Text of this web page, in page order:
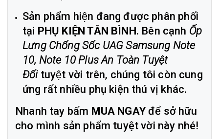
Sản phẩm hiện đang được phân phối
tại PHỤ KIỆN TÂN BÌNH. Bên cạnh Ốp
Lưng Chống Sốc UAG Samsung Note
10, Note 10 Plus An Toàn Tuyệt
Đốituyệt vời trên, chúng tôi còn cung
ứng rất nhiều phụ kiện thú vị khác.
Nhanh tay bấm MUA NGAYđể sở hữu
cho mình sản phẩm tuyệt vời này nhé!